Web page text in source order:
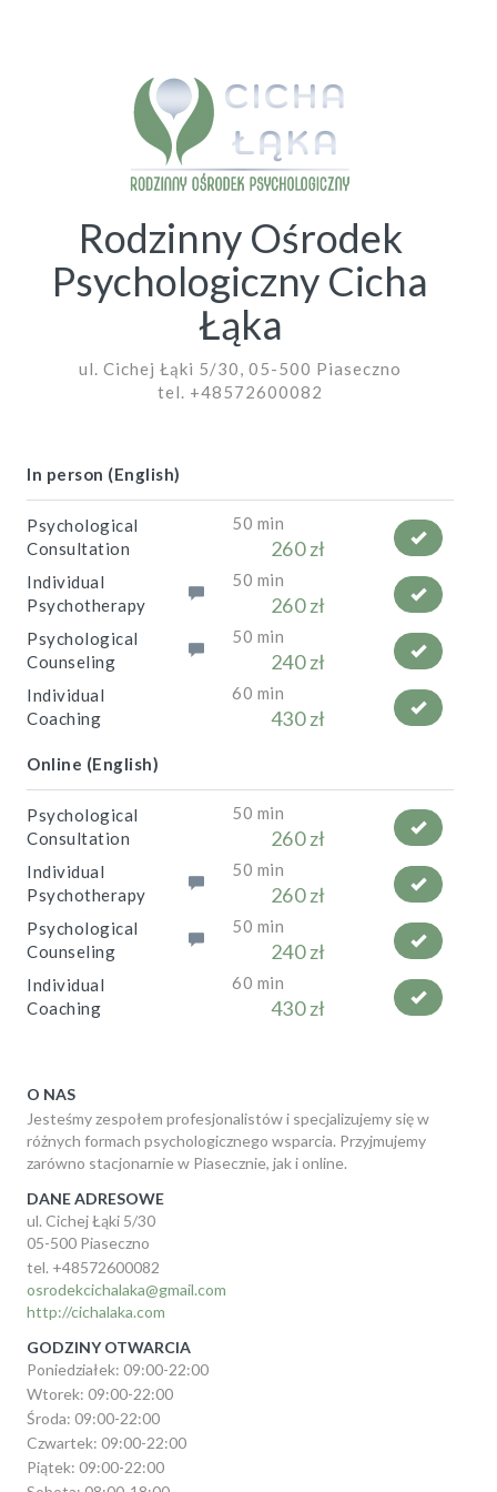
Rodzinny Ośrodek
Psychologiczny Cicha
Łąka
ul. Cichej Łąki 5/30, 05-500 Piaseczno
tel. +48572600082
In person (English)
Psychological
Consultation
50 min
260 zł
Individual
Psychotherapy
50 min
260 zł
Psychological
Counseling
50 min
240 zł
Individual
Coaching
60 min
430 zł
Online (English)
Psychological
Consultation
50 min
260 zł
Individual
Psychotherapy
50 min
260 zł
Psychological
Counseling
50 min
240 zł
Individual
Coaching
60 min
430 zł
O NAS
Jesteśmy zespołem profesjonalistów i specjalizujemy się w
różnych formach psychologicznego wsparcia. Przyjmujemy
zarówno stacjonarnie w Piasecznie, jak i online.
DANE ADRESOWE
ul. Cichej Łąki 5/30
05-500 Piaseczno
tel. +48572600082
osrodekcichalaka@gmail.com
http://cichalaka.com
GODZINY OTWARCIA
Poniedziałek: 09:00-22:00
Wtorek: 09:00-22:00
Środa: 09:00-22:00
Czwartek: 09:00-22:00
Piątek: 09:00-22:00